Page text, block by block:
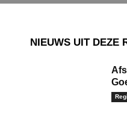
NIEUWS UIT DEZE